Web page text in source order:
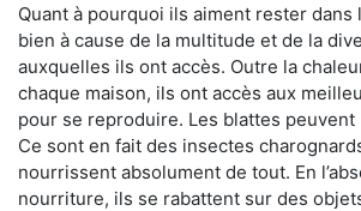
Quant à pourquoi ils aiment rester dans
bien à cause de la multitude et de la
auxquelles ils ont accès. Outre la
chaque maison, ils ont accès aux
pour se reproduire. Les blattes peuvent
Ce sont en fait des insectes
nourrissent absolument de tout. En
nourriture, ils se rabattent sur des